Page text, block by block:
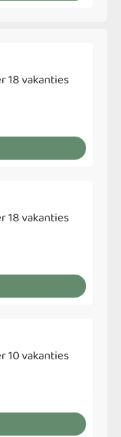
18 vakanties
18 vakanties
10 vakanties